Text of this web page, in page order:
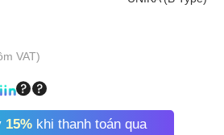
VAT)
15%khi thanh toán qua